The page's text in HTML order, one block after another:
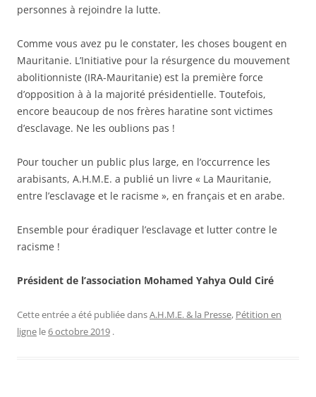
personnes à rejoindre la lutte.
Comme vous avez pu le constater, les choses bougent en
Mauritanie. L’Initiative pour la résurgence du mouvement
abolitionniste (IRA-Mauritanie) est la première force
d’opposition à à la majorité présidentielle. Toutefois,
encore beaucoup de nos frères haratine sont victimes
d’esclavage. Ne les oublions pas !
Pour toucher un public plus large, en l’occurrence les
arabisants, A.H.M.E. a publié un livre « La Mauritanie,
entre l’esclavage et le racisme », en français et en arabe.
Ensemble pour éradiquer l’esclavage et lutter contre le
racisme !
Président de l’association Mohamed Yahya Ould Ciré
Cette entrée a été publiée dansA.H.M.E. & la Presse, Pétition en
ligne le6 octobre 2019 .